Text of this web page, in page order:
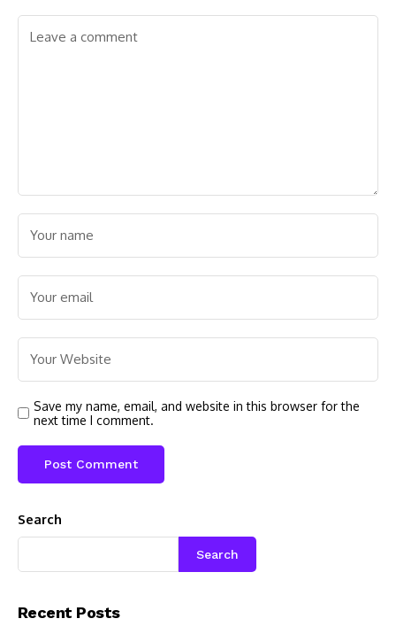
Save my name, email, and website in this browser for the
next time I comment.
Search
Search
Recent Posts